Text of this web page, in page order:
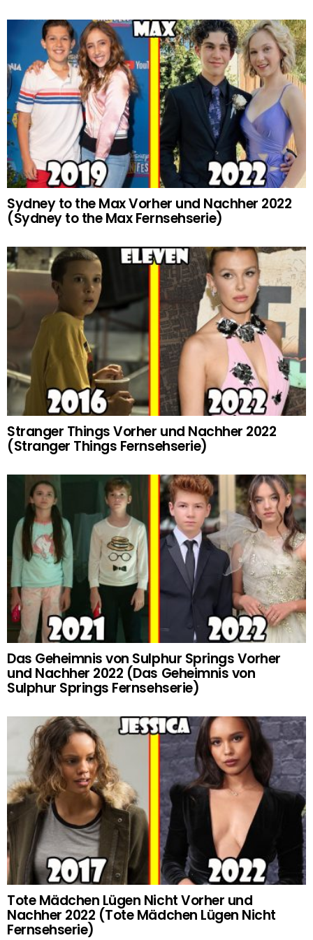
Sydney to the Max Vorher und Nachher 2022
(Sydney to the Max Fernsehserie)
Stranger Things Vorher und Nachher 2022
(Stranger Things Fernsehserie)
Das Geheimnis von Sulphur Springs Vorher
und Nachher 2022 (Das Geheimnis von
Sulphur Springs Fernsehserie)
Tote Mädchen Lügen Nicht Vorher und
Nachher 2022 (Tote Mädchen Lügen Nicht
Fernsehserie)